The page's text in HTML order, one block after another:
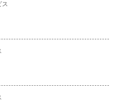
ス